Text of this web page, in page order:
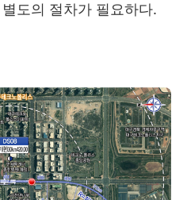
도의 절차가 필요하다.